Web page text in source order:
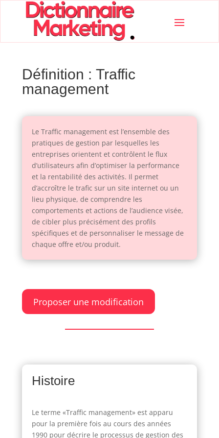
Définition : Traffic
management
Le Traffic management est l’ensemble des
pratiques de gestion par lesquelles les
entreprises orientent et contrôlent le flux
d’utilisateurs afin d’optimiser la performance
et la rentabilité des activités. Il permet
d’accroître le trafic sur un site internet ou un
lieu physique, de comprendre les
comportements et actions de l’audience visée,
de cibler plus précisément des profils
spécifiques et de personnaliser le message de
chaque offre et/ou produit.
Proposer une modification
Histoire
Le terme «Traffic management» est apparu
pour la première fois au cours des années
1990 pour décrire le processus de gestion des